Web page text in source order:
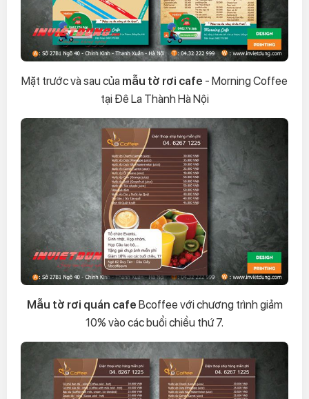
Mặt trước và sau của mẫu tờ rơi cafe - Morning Coffee
tại Đê La Thành Hà Nội
Mẫu tờ rơi quán cafe Bcoffee với chương trình giảm
10% vào các buổi chiều thứ 7.